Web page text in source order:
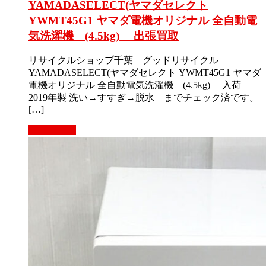
YAMADASELECT(ヤマダセレクト
YWMT45G1 ヤマダ電機オリジナル 全自動電
気洗濯機 (4.5kg) 出張買取
リサイクルショップ千葉 グッドリサイクル
YAMADASELECT(ヤマダセレクト YWMT45G1 ヤマダ
電機オリジナル 全自動電気洗濯機 (4.5kg) 入荷
2019年製 洗い→すすぎ→脱水 までチェック済です。
[…]